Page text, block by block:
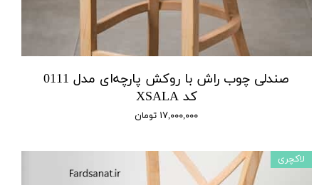
صندلی چوب راش با روکش پارچه‌ای مدل 0111
کد XSALA
۱۷,۰۰۰,۰۰۰ تومان
لاکچری